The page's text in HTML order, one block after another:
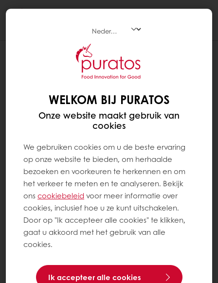
WELKOM BIJ PURATOS
Onze website maakt gebruik van
cookies
We gebruiken cookies om u de beste ervaring
op onze website te bieden, om herhaalde
bezoeken en voorkeuren te herkennen en om
het verkeer te meten en te analyseren. Bekijk
ons ​​cookiebeleid voor meer informatie over
cookies, inclusief hoe u ze kunt uitschakelen.
Door op "Ik accepteer alle cookies" te klikken,
gaat u akkoord met het gebruik van alle
cookies.
Ik accepteer alle cookies